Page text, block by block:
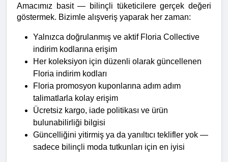
Amacımız basit — bilinçli tüketicilere gerçek değeri
göstermek. Bizimle alışveriş yaparak her zaman:
Yalnızca doğrulanmış ve aktif Floria Collective
indirim kodlarına erişim
Her koleksiyon için düzenli olarak güncellenen
Floria indirim kodları
Floria promosyon kuponlarına adım adım
talimatlarla kolay erişim
Ücretsiz kargo, iade politikası ve ürün
bulunabilirliği bilgisi
Güncelliğini yitirmiş ya da yanıltıcı teklifler yok —
sadece bilinçli moda tutkunları için en iyisi